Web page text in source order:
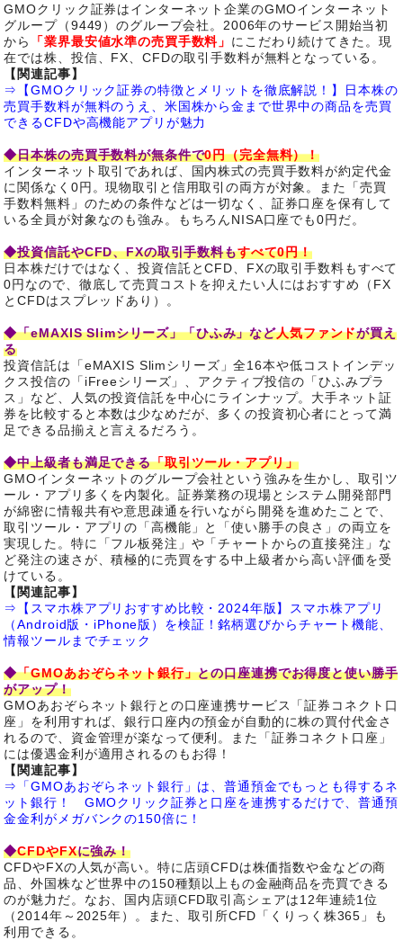
GMOクリック証券はインターネット企業のGMOインターネット
グループ（9449）のグループ会社。2006年のサービス開始当初
から
「業界最安値水準の売買手数料」 にこだわり続けてきた。現
在では株、投信、FX、CFDの取引手数料が無料となっている。
【関連記事】
⇒【GMOクリック証券の特徴とメリットを徹底解説！】日本株の
売買手数料が無料のうえ、米国株から金まで世界中の商品を売買
できるCFDや高機能アプリが魅力
◆日本株の売買手数料が無条件で0円（完全無料）！
インターネット取引であれば、国内株式の売買手数料が約定代金
に関係なく0円。現物取引と信用取引の両方が対象。また「売買
手数料無料」のための条件などは一切なく、証券口座を保有して
いる全員が対象なのも強み。もちろんNISA口座でも0円だ。
◆投資信託やCFD、FXの取引手数料もすべて0円！
日本株だけではなく、投資信託とCFD、FXの取引手数料もすべて
0円なので、徹底して売買コストを抑えたい人にはおすすめ（FX
とCFDはスプレッドあり）。
◆「eMAXIS Slimシリーズ」「ひふみ」など人気ファンドが買え
る
投資信託は「eMAXIS Slimシリーズ」全16本や低コストインデッ
クス投信の「iFreeシリーズ」、アクティブ投信の「ひふみプラ
ス」など、人気の投資信託を中心にラインナップ。大手ネット証
券を比較すると本数は少なめだが、多くの投資初心者にとって満
足できる品揃えと言えるだろう。
◆中上級者も満足できる「取引ツール・アプリ」
GMOインターネットのグループ会社という強みを生かし、取引ツ
ール・アプリ多くを内製化。証券業務の現場とシステム開発部門
が綿密に情報共有や意思疎通を行いながら開発を進めたことで、
取引ツール・アプリの「高機能」と「使い勝手の良さ」の両立を
実現した。特に「フル板発注」や「チャートからの直接発注」な
ど発注の速さが、積極的に売買をする中上級者から高い評価を受
けている。
【関連記事】
⇒【スマホ株アプリおすすめ比較・2024年版】スマホ株アプリ
（Android版・iPhone版）を検証！銘柄選びからチャート機能、
情報ツールまでチェック
◆「GMOあおぞらネット銀行」との口座連携でお得度と使い勝手
がアップ！
GMOあおぞらネット銀行との口座連携サービス「証券コネクト口
座」を利用すれば、銀行口座内の預金が自動的に株の買付代金さ
れるので、資金管理が楽なって便利。また「証券コネクト口座」
には優遇金利が適用されるのもお得！
【関連記事】
⇒「GMOあおぞらネット銀行」は、普通預金でもっとも得するネ
ット銀行！ GMOクリック証券と口座を連携するだけで、普通預
金金利がメガバンクの150倍に！
◆CFDやFXに強み！
CFDやFXの人気が高い。特に店頭CFDは株価指数や金などの商
品、外国株など世界中の150種類以上もの金融商品を売買できる
のが魅力だ。なお、国内店頭CFD取引高シェアは12年連続1位
（2014年～2025年）。また、取引所CFD「くりっく株365」も
利用できる。